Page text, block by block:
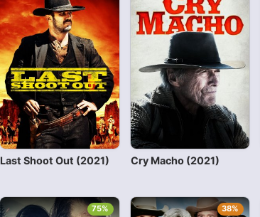
Last Shoot Out (2021) Cry Macho (2021)
75% 38%